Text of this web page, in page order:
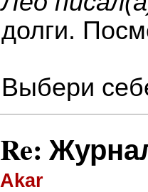
долги.
Выбери
Re:
Akar